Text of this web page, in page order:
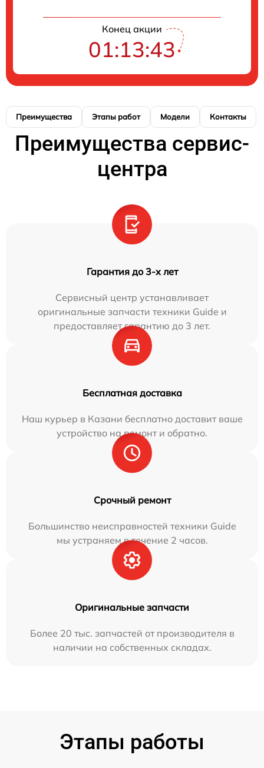
Конец акции
01:13:42
Преимущества Этапы работ Модели Контакты
Преимущества сервис-
центра
Гарантия до 3-х лет
Сервисный центр устанавливает
оригинальные запчасти техники Guide и
предоставляет гарантию до 3 лет.
Бесплатная доставка
Наш курьер в Казани бесплатно доставит ваше
устройство на ремонт и обратно.
Срочный ремонт
Большинство неисправностей техники Guide
мы устраняем в течение 2 часов.
Оригинальные запчасти
Более 20 тыс. запчастей от производителя в
наличии на собственных складах.
Этапы работы